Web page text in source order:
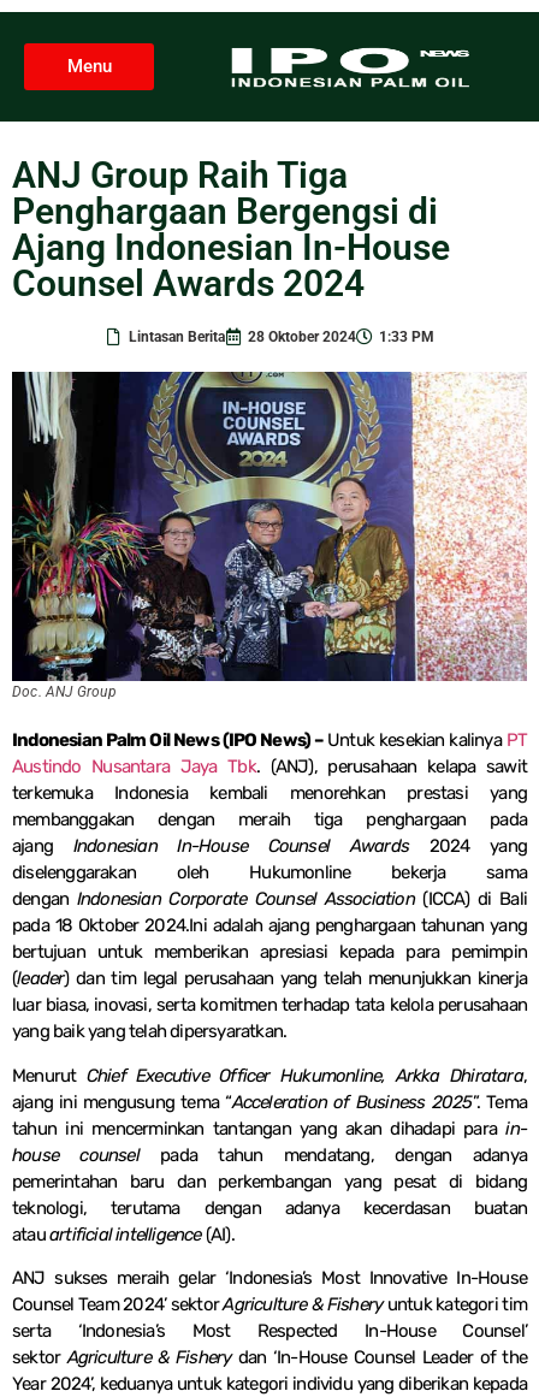
Menu
ANJ Group Raih Tiga
Penghargaan Bergengsi di
Ajang Indonesian In-House
Counsel Awards 2024
Lintasan Berita 28 Oktober 2024 1:33 PM
Doc. ANJ Group
Indonesian Palm Oil News (IPO News) – Untuk kesekian kalinya PT
Austindo Nusantara Jaya Tbk. (ANJ), perusahaan kelapa sawit
terkemuka Indonesia kembali menorehkan prestasi yang
membanggakan dengan meraih tiga penghargaan pada
ajang Indonesian In-House Counsel Awards2024 yang
diselenggarakan oleh Hukumonline bekerja sama
dengan Indonesian Corporate Counsel Association(ICCA) di Bali
pada 18 Oktober 2024.Ini adalah ajang penghargaan tahunan yang
bertujuan untuk memberikan apresiasi kepada para pemimpin
(leader) dan tim legal perusahaan yang telah menunjukkan kinerja
luar biasa, inovasi, serta komitmen terhadap tata kelola perusahaan
yang baik yang telah dipersyaratkan.
Menurut Chief Executive OfficerHukumonline, Arkka Dhiratara,
ajang ini mengusung tema “Acceleration of Business 2025”. Tema
tahun ini mencerminkan tantangan yang akan dihadapi parain-
house counselpada tahun mendatang, dengan adanya
pemerintahan baru dan perkembangan yang pesat di bidang
teknologi, terutama dengan adanya kecerdasan buatan
atauartificial intelligence(AI).
ANJ sukses meraih gelar ‘Indonesia’s Most Innovative In-House
Counsel Team 2024’ sektorAgriculture & Fisheryuntuk kategori tim
serta ‘Indonesia’s Most Respected In-House Counsel’
sektorAgriculture & Fisherydan ‘In-House Counsel Leader of the
Year 2024’, keduanya untuk kategori individu yang diberikan kepada